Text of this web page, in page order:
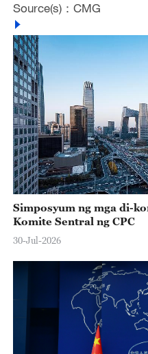
Source(s)：CMG
Simposyum ng mga di-
Komite Sentral ng CPC
30-Jul-2026